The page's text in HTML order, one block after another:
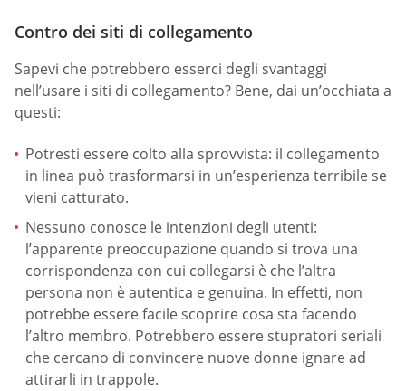
Contro dei siti di collegamento
Sapevi che potrebbero esserci degli svantaggi
nell’usare i siti di collegamento? Bene, dai un’occhiata a
questi:
Potresti essere colto alla sprovvista: il collegamento
in linea può trasformarsi in un’esperienza terribile se
vieni catturato.
Nessuno conosce le intenzioni degli utenti:
l’apparente preoccupazione quando si trova una
corrispondenza con cui collegarsi è che l’altra
persona non è autentica e genuina. In effetti, non
potrebbe essere facile scoprire cosa sta facendo
l’altro membro. Potrebbero essere stupratori seriali
che cercano di convincere nuove donne ignare ad
attirarli in trappole.